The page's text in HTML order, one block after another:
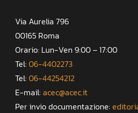
Via Aurelia 796
00165 Roma
Orario: Lun-Ven 9:00 – 17:00
Tel: 06-4402273
Tel: 06-44254212
E-mail: acec@acec.it
Per invio documentazione: